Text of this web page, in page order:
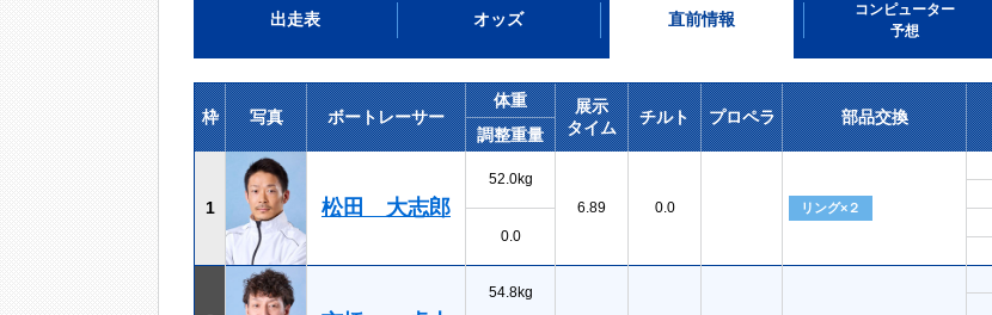
出走表 オッズ 直前情報
コンピューター
予想
枠 写真 ボートレーサー
体重
展示
タイム
チルト プロペラ 部品交換
調整重量
1 松田 大志郎
52.0kg
6.89
0.0 リング×２
0.0
54.8kg